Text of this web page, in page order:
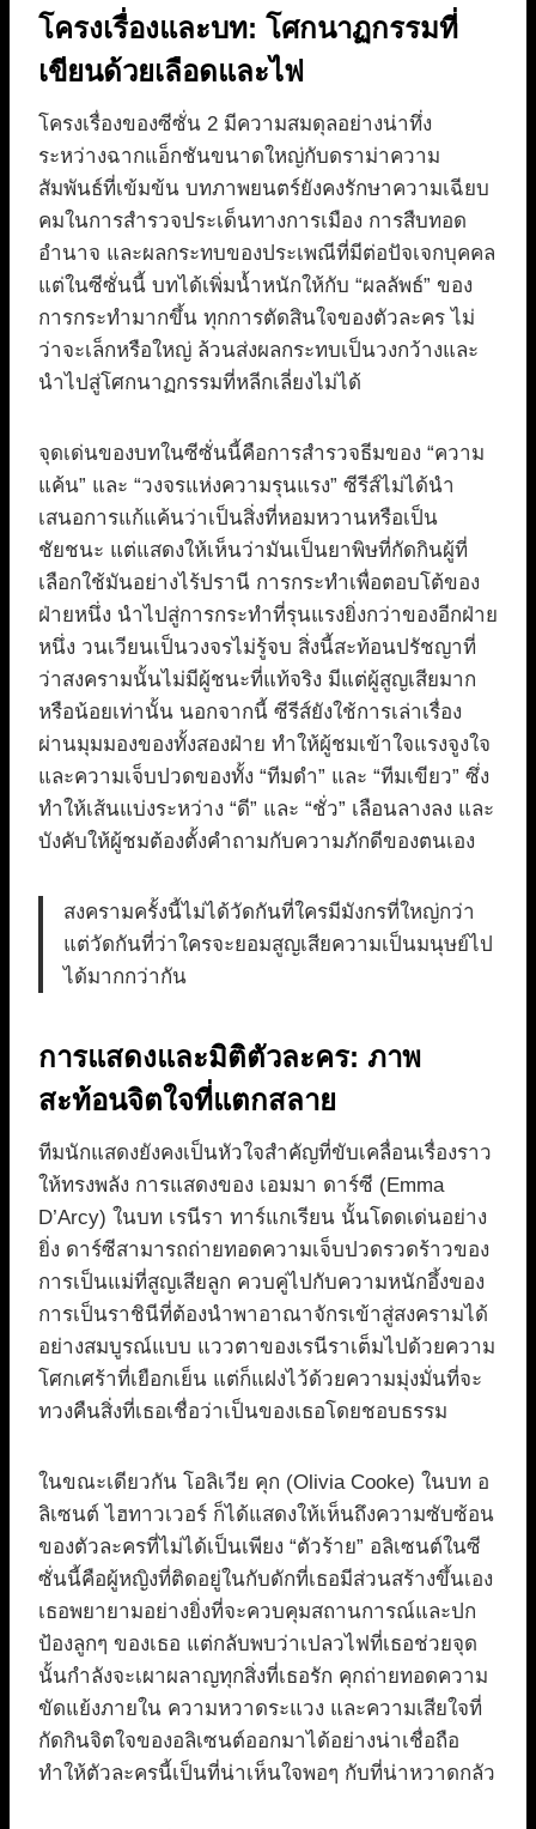
โครงเรื่องและบท: โศกนาฏกรรมที่
เขียนด้วยเลือดและไฟ
โครงเรื่องของซีซั่น 2 มีความสมดุลอย่างน่าทึ่ง
ระหว่างฉากแอ็กชันขนาดใหญ่กับดราม่าความ
สัมพันธ์ที่เข้มข้น บทภาพยนตร์ยังคงรักษาความเฉียบ
คมในการสำรวจประเด็นทางการเมือง การสืบทอด
อำนาจ และผลกระทบของประเพณีที่มีต่อปัจเจกบุคคล
แต่ในซีซั่นนี้ บทได้เพิ่มน้ำหนักให้กับ “ผลลัพธ์” ของ
การกระทำมากขึ้น ทุกการตัดสินใจของตัวละคร ไม่
ว่าจะเล็กหรือใหญ่ ล้วนส่งผลกระทบเป็นวงกว้างและ
นำไปสู่โศกนาฏกรรมที่หลีกเลี่ยงไม่ได้
จุดเด่นของบทในซีซั่นนี้คือการสำรวจธีมของ “ความ
แค้น” และ “วงจรแห่งความรุนแรง” ซีรีส์ไม่ได้นำ
เสนอการแก้แค้นว่าเป็นสิ่งที่หอมหวานหรือเป็น
ชัยชนะ แต่แสดงให้เห็นว่ามันเป็นยาพิษที่กัดกินผู้ที่
เลือกใช้มันอย่างไร้ปรานี การกระทำเพื่อตอบโต้ของ
ฝ่ายหนึ่ง นำไปสู่การกระทำที่รุนแรงยิ่งกว่าของอีกฝ่าย
หนึ่ง วนเวียนเป็นวงจรไม่รู้จบ สิ่งนี้สะท้อนปรัชญาที่
ว่าสงครามนั้นไม่มีผู้ชนะที่แท้จริง มีแต่ผู้สูญเสียมาก
หรือน้อยเท่านั้น นอกจากนี้ ซีรีส์ยังใช้การเล่าเรื่อง
ผ่านมุมมองของทั้งสองฝ่าย ทำให้ผู้ชมเข้าใจแรงจูงใจ
และความเจ็บปวดของทั้ง “ทีมดำ” และ “ทีมเขียว” ซึ่ง
ทำให้เส้นแบ่งระหว่าง “ดี” และ “ชั่ว” เลือนลางลง และ
บังคับให้ผู้ชมต้องตั้งคำถามกับความภักดีของตนเอง
สงครามครั้งนี้ไม่ได้วัดกันที่ใครมีมังกรที่ใหญ่กว่า
แต่วัดกันที่ว่าใครจะยอมสูญเสียความเป็นมนุษย์ไป
ได้มากกว่ากัน
การแสดงและมิติตัวละคร: ภาพ
สะท้อนจิตใจที่แตกสลาย
ทีมนักแสดงยังคงเป็นหัวใจสำคัญที่ขับเคลื่อนเรื่องราว
ให้ทรงพลัง การแสดงของ เอมมา ดาร์ซี (Emma
D’Arcy) ในบท เรนีรา ทาร์แกเรียน นั้นโดดเด่นอย่าง
ยิ่ง ดาร์ซีสามารถถ่ายทอดความเจ็บปวดรวดร้าวของ
การเป็นแม่ที่สูญเสียลูก ควบคู่ไปกับความหนักอึ้งของ
การเป็นราชินีที่ต้องนำพาอาณาจักรเข้าสู่สงครามได้
อย่างสมบูรณ์แบบ แววตาของเรนีราเต็มไปด้วยความ
โศกเศร้าที่เยือกเย็น แต่ก็แฝงไว้ด้วยความมุ่งมั่นที่จะ
ทวงคืนสิ่งที่เธอเชื่อว่าเป็นของเธอโดยชอบธรรม
ในขณะเดียวกัน โอลิเวีย คุก (Olivia Cooke) ในบท อ
ลิเซนต์ ไฮทาวเวอร์ ก็ได้แสดงให้เห็นถึงความซับซ้อน
ของตัวละครที่ไม่ได้เป็นเพียง “ตัวร้าย” อลิเซนต์ในซี
ซั่นนี้คือผู้หญิงที่ติดอยู่ในกับดักที่เธอมีส่วนสร้างขึ้นเอง
เธอพยายามอย่างยิ่งที่จะควบคุมสถานการณ์และปก
ป้องลูกๆ ของเธอ แต่กลับพบว่าเปลวไฟที่เธอช่วยจุด
นั้นกำลังจะเผาผลาญทุกสิ่งที่เธอรัก คุกถ่ายทอดความ
ขัดแย้งภายใน ความหวาดระแวง และความเสียใจที่
กัดกินจิตใจของอลิเซนต์ออกมาได้อย่างน่าเชื่อถือ
ทำให้ตัวละครนี้เป็นที่น่าเห็นใจพอๆ กับที่น่าหวาดกลัว